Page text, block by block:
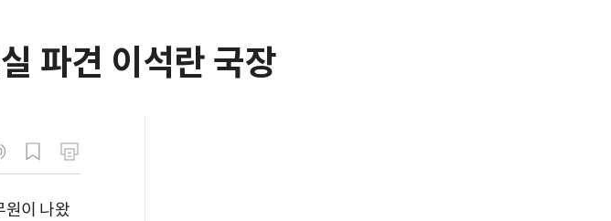
파견 이석란 국장
원이 나왔